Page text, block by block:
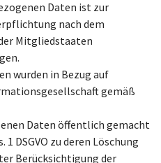
Daten ist zur
nach dem
Mitgliedstaaten
wurden in Bezug auf
gemäß
Daten öffentlich gemacht
DSGVO zu deren Löschung
Berücksichtigung der